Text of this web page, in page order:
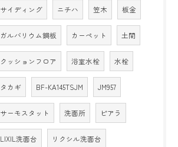
サイディング ニチハ 笠木 板金
ガルバリウム鋼板 カーペット 土間
クッションフロア 浴室水栓 水栓
タカギ BF-KA145TSJM JM957
サーモスタット 洗面所 ピアラ
LIXIL洗面台 リクシル洗面台